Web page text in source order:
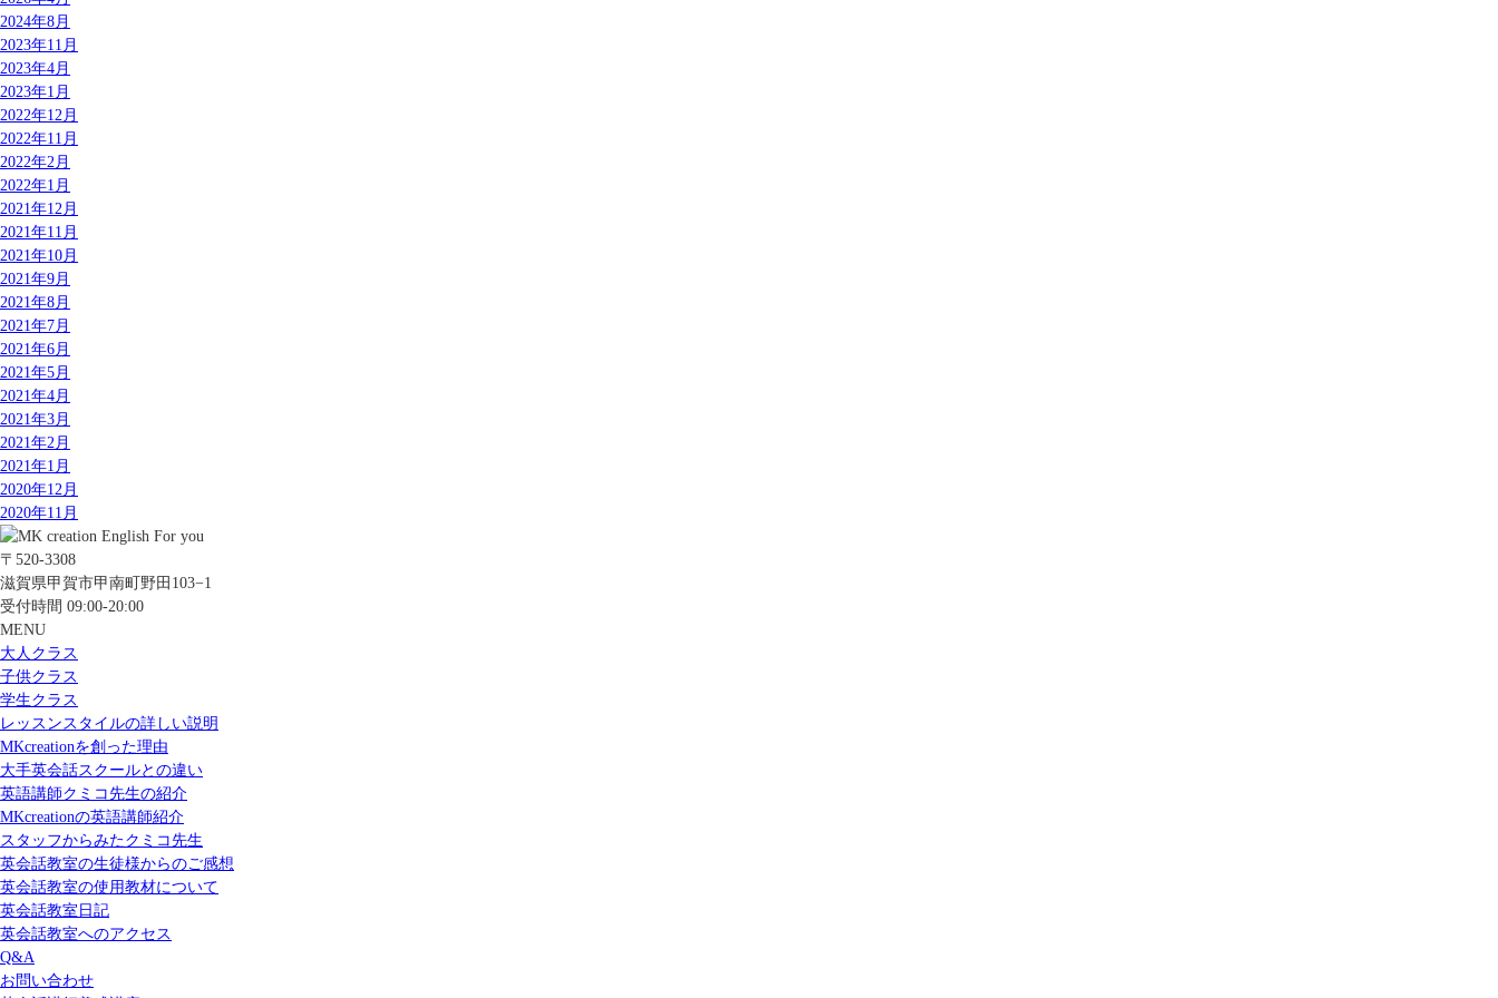
2024年8月
2023年11月
2023年4月
2023年1月
2022年12月
2022年11月
2022年2月
2022年1月
2021年12月
2021年11月
2021年10月
2021年9月
2021年8月
2021年7月
2021年6月
2021年5月
2021年4月
2021年3月
2021年2月
2021年1月
2020年12月
2020年11月
〒520-3308
滋賀県甲賀市甲南町野田103−1
受付時間 09:00-20:00
MENU
大人クラス
子供クラス
学生クラス
レッスンスタイルの詳しい説明
MKcreationを創った理由
大手英会話スクールとの違い
英語講師クミコ先生の紹介
MKcreationの英語講師紹介
スタッフからみたクミコ先生
英会話教室の生徒様からのご感想
英会話教室の使用教材について
英会話教室日記
英会話教室へのアクセス
Q&A
お問い合わせ